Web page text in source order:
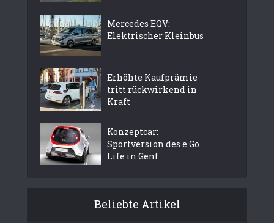
Mercedes EQV:
Elektrischer Kleinbus
Erhöhte Kaufprämie
tritt rückwirkend in
Kraft
Konzeptcar:
Sportversion des e.Go
Life in Genf
Beliebte Artikel